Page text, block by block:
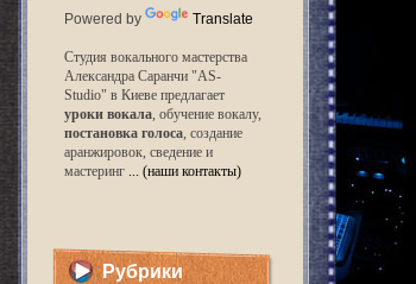
Powered by Translate
Студия вокального мастерства
Александра Саранчи "AS-
Studio" в Киеве предлагает
уроки вокала, обучение вокалу,
постановка голоса, создание
аранжировок, сведение и
мастеринг ... (наши контакты)
Рубрики